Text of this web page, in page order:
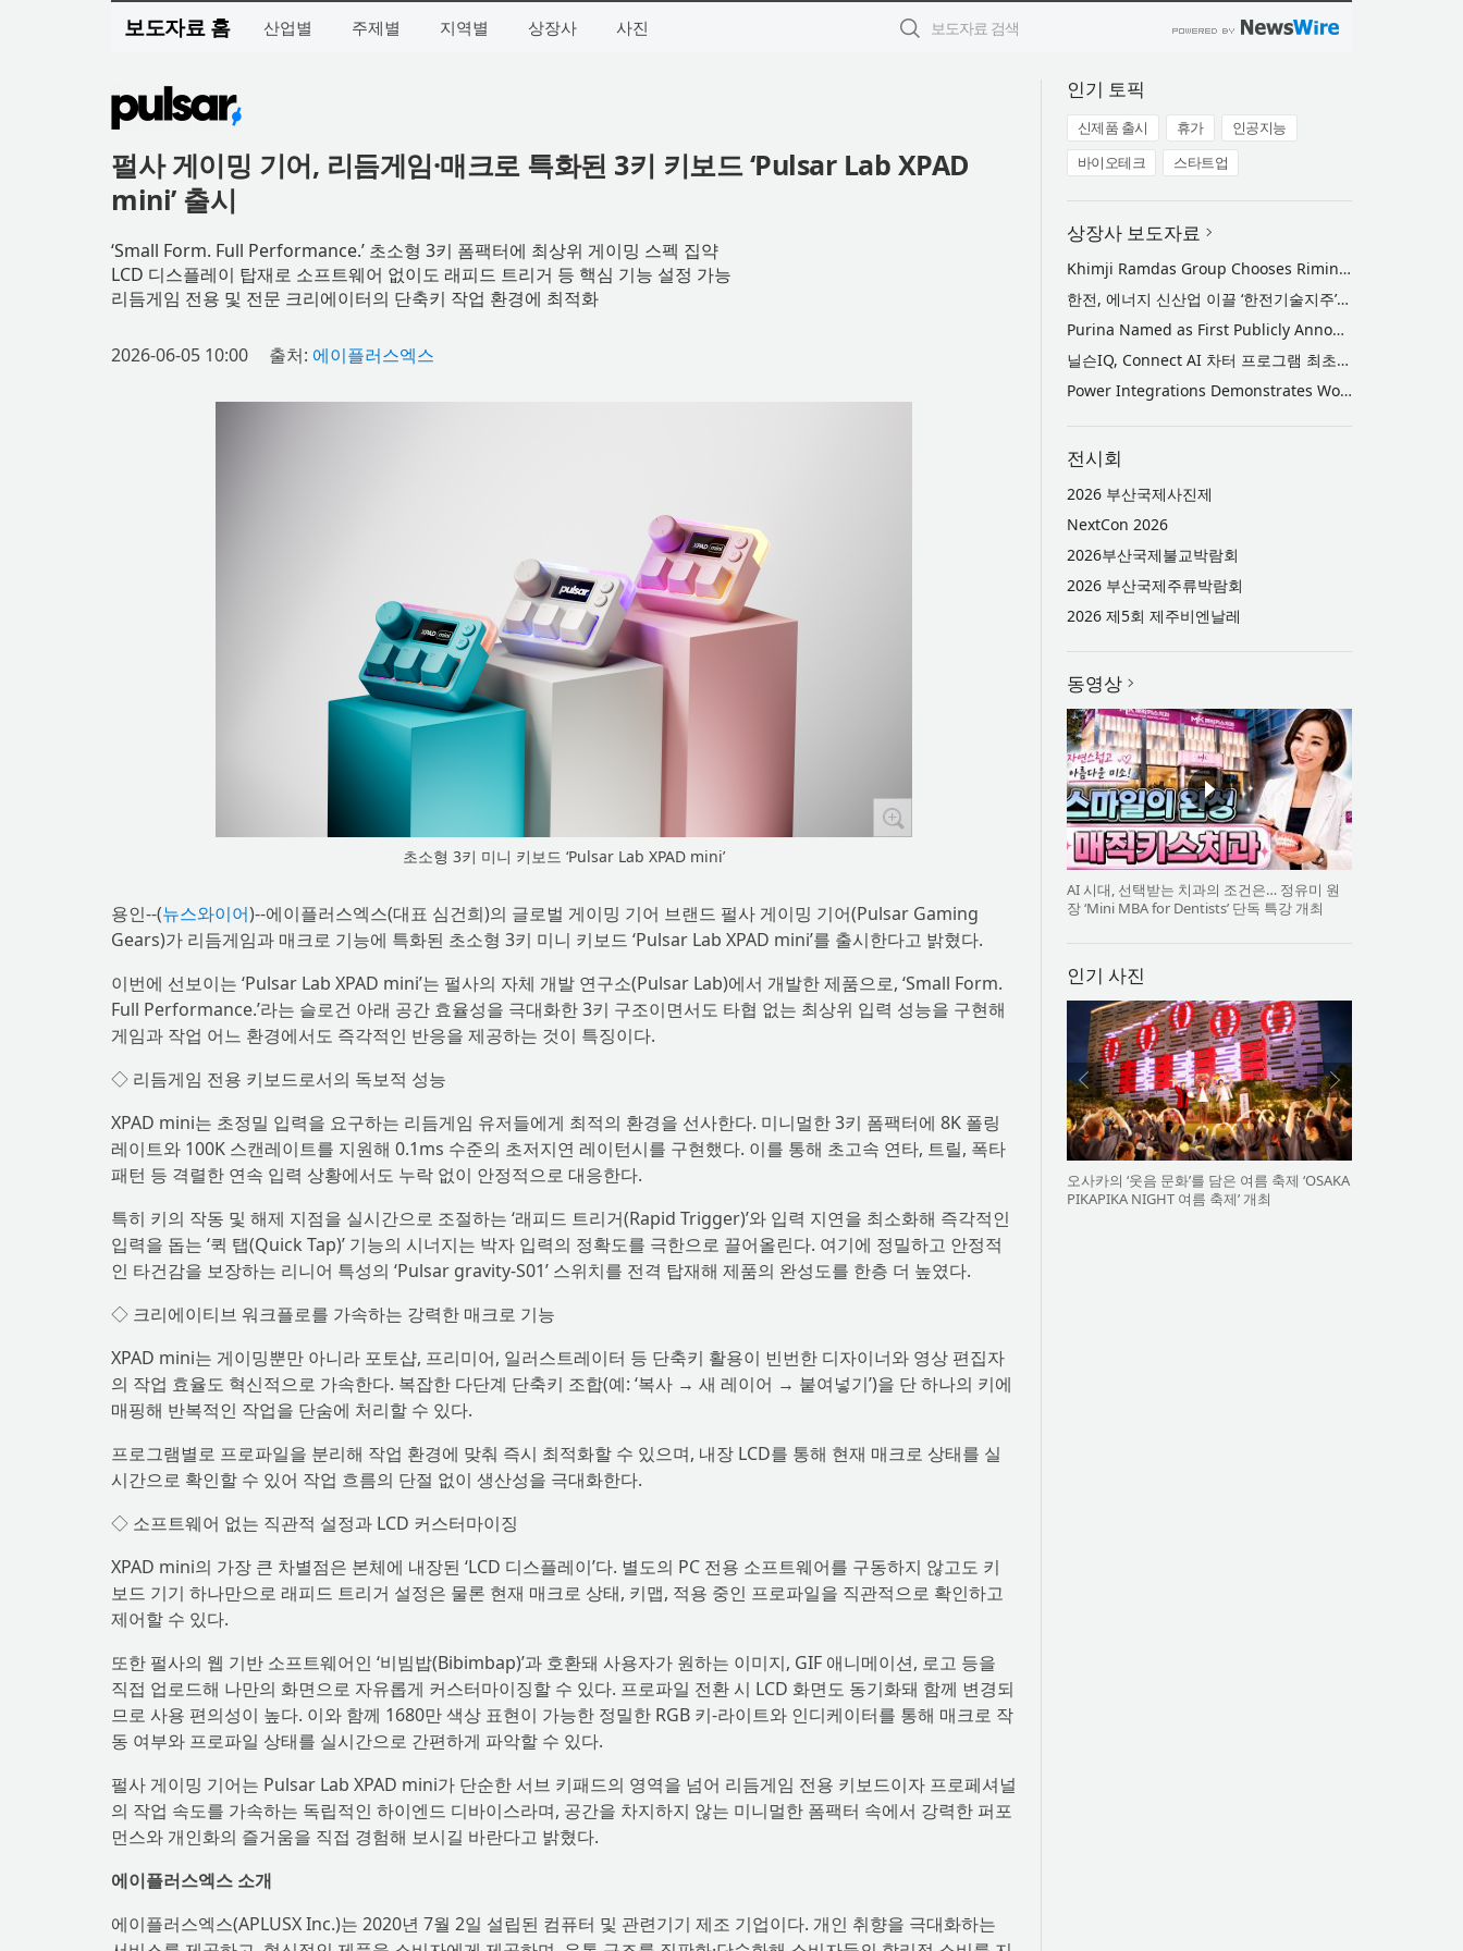
보도자료 홈 산업별 주제별 지역별 상장사 사진
펄사 게이밍 기어, 리듬게임·매크로 특화된 3키 키보드 ‘Pulsar Lab XPAD
mini’ 출시
‘Small Form. Full Performance.’ 초소형 3키 폼팩터에 최상위 게이밍 스펙 집약
LCD 디스플레이 탑재로 소프트웨어 없이도 래피드 트리거 등 핵심 기능 설정 가능
리듬게임 전용 및 전문 크리에이터의 단축키 작업 환경에 최적화
2026-06-05 10:00 출처: 에이플러스엑스
초소형 3키 미니 키보드 ‘Pulsar Lab XPAD mini’
용인--(뉴스와이어)--에이플러스엑스(대표 심건희)의 글로벌 게이밍 기어 브랜드 펄사 게이밍 기어(Pulsar Gaming
Gears)가 리듬게임과 매크로 기능에 특화된 초소형 3키 미니 키보드 ‘Pulsar Lab XPAD mini’를 출시한다고 밝혔다.
이번에 선보이는 ‘Pulsar Lab XPAD mini’는 펄사의 자체 개발 연구소(Pulsar Lab)에서 개발한 제품으로, ‘Small Form.
Full Performance.’라는 슬로건 아래 공간 효율성을 극대화한 3키 구조이면서도 타협 없는 최상위 입력 성능을 구현해
게임과 작업 어느 환경에서도 즉각적인 반응을 제공하는 것이 특징이다.
◇ 리듬게임 전용 키보드로서의 독보적 성능
XPAD mini는 초정밀 입력을 요구하는 리듬게임 유저들에게 최적의 환경을 선사한다. 미니멀한 3키 폼팩터에 8K 폴링
레이트와 100K 스캔레이트를 지원해 0.1ms 수준의 초저지연 레이턴시를 구현했다. 이를 통해 초고속 연타, 트릴, 폭타
패턴 등 격렬한 연속 입력 상황에서도 누락 없이 안정적으로 대응한다.
특히 키의 작동 및 해제 지점을 실시간으로 조절하는 ‘래피드 트리거(Rapid Trigger)’와 입력 지연을 최소화해 즉각적인
입력을 돕는 ‘퀵 탭(Quick Tap)’ 기능의 시너지는 박자 입력의 정확도를 극한으로 끌어올린다. 여기에 정밀하고 안정적
인 타건감을 보장하는 리니어 특성의 ‘Pulsar gravity-S01’ 스위치를 전격 탑재해 제품의 완성도를 한층 더 높였다.
◇ 크리에이티브 워크플로를 가속하는 강력한 매크로 기능
XPAD mini는 게이밍뿐만 아니라 포토샵, 프리미어, 일러스트레이터 등 단축키 활용이 빈번한 디자이너와 영상 편집자
의 작업 효율도 혁신적으로 가속한다. 복잡한 다단계 단축키 조합(예: ‘복사 → 새 레이어 → 붙여넣기’)을 단 하나의 키에
매핑해 반복적인 작업을 단숨에 처리할 수 있다.
프로그램별로 프로파일을 분리해 작업 환경에 맞춰 즉시 최적화할 수 있으며, 내장 LCD를 통해 현재 매크로 상태를 실
시간으로 확인할 수 있어 작업 흐름의 단절 없이 생산성을 극대화한다.
◇ 소프트웨어 없는 직관적 설정과 LCD 커스터마이징
XPAD mini의 가장 큰 차별점은 본체에 내장된 ‘LCD 디스플레이’다. 별도의 PC 전용 소프트웨어를 구동하지 않고도 키
보드 기기 하나만으로 래피드 트리거 설정은 물론 현재 매크로 상태, 키맵, 적용 중인 프로파일을 직관적으로 확인하고
제어할 수 있다.
또한 펄사의 웹 기반 소프트웨어인 ‘비빔밥(Bibimbap)’과 호환돼 사용자가 원하는 이미지, GIF 애니메이션, 로고 등을
직접 업로드해 나만의 화면으로 자유롭게 커스터마이징할 수 있다. 프로파일 전환 시 LCD 화면도 동기화돼 함께 변경되
므로 사용 편의성이 높다. 이와 함께 1680만 색상 표현이 가능한 정밀한 RGB 키-라이트와 인디케이터를 통해 매크로 작
동 여부와 프로파일 상태를 실시간으로 간편하게 파악할 수 있다.
펄사 게이밍 기어는 Pulsar Lab XPAD mini가 단순한 서브 키패드의 영역을 넘어 리듬게임 전용 키보드이자 프로페셔널
의 작업 속도를 가속하는 독립적인 하이엔드 디바이스라며, 공간을 차지하지 않는 미니멀한 폼팩터 속에서 강력한 퍼포
먼스와 개인화의 즐거움을 직접 경험해 보시길 바란다고 밝혔다.
에이플러스엑스 소개
에이플러스엑스(APLUSX Inc.)는 2020년 7월 2일 설립된 컴퓨터 및 관련기기 제조 기업이다. 개인 취향을 극대화하는
인기 토픽
신제품 출시 휴가
인공지능
바이오테크
스타트업
상장사 보도자료
Khimji Ramdas Group Chooses Rimini Street to Reduce SAP Support Costs, Protect 700+ Customizations and Reinvest Savings in Innovation
한전, 에너지 신산업 이끌 ‘한전기술지주’ 공식 출범
Purina Named as First Publicly Announced NIQ ConnectAI Charter Client
닐슨IQ, Connect AI 차터 프로그램 최초 고객사 ‘퓨리나’ 선정
Power Integrations Demonstrates World’s First 2200 V GaN Technology for Next-Era High-Voltage Power Systems
전시회
2026 부산국제사진제
NextCon 2026
2026부산국제불교박람회
2026 부산국제주류박람회
2026 제5회 제주비엔날레
동영상
AI 시대, 선택받는 치과의 조건은… 정유미 원
장 ‘Mini MBA for Dentists’ 단독 특강 개최
인기 사진
오사카의 ‘웃음 문화’를 담은 여름 축제 ‘OSAKA
PIKAPIKA NIGHT 여름 축제’ 개최